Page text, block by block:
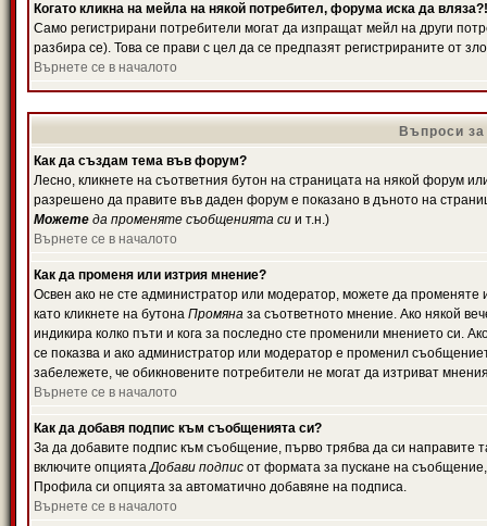
Когато кликна на мейла на някой потребител, форума иска да вляза?!
Само регистрирани потребители могат да изпращат мейл на други
разбира се). Това се прави с цел да се предпазят регистрираните от
Върнете се в началото
Въпроси
Как да създам тема във форум?
Лесно, кликнете на съответния бутон на страницата на някой форум
разрешено да правите във даден форум е показано в дъното на
Можете да променяте съобщенията си и т.н.)
Върнете се в началото
Как да променя или изтрия мнение?
Освен ако не сте администратор или модератор, можете да
като кликнете на бутона Промяна за съответното мнение. Ако някой
индикира колко пъти и кога за последно сте променили мнението си.
се показва и ако администратор или модератор е променил
забележете, че обикновените потребители не могат да изтриват
Върнете се в началото
Как да добавя подпис към съобщенията си?
За да добавите подпис към съобщение, първо трябва да си
включите опциятаДобави подпис от формата за пускане на
Профила си опцията за автоматично добавяне на подписа.
Върнете се в началото